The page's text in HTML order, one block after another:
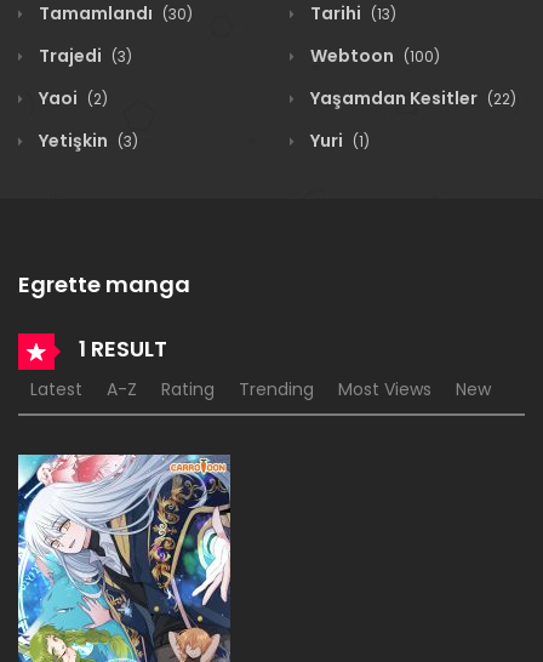
Tamamlandı (30) Tarihi (13)
Trajedi (3) Webtoon (100)
Yaoi (2) Yaşamdan Kesitler (22)
Yetişkin (3) Yuri (1)
Egrette manga
1 RESULT
Latest A-Z Rating Trending Most Views New